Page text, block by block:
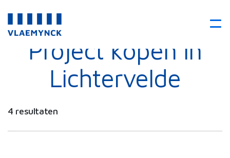
Project kopen in
Lichtervelde
4 resultaten